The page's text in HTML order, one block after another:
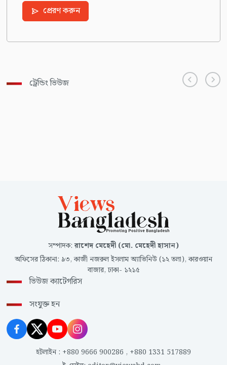
প্রেরণ করুন
ট্রেন্ডিং ভিউজ
সম্পাদক:রাশেদ মেহেদী (মো. মেহেদী হাসান)
অফিসের ঠিকানা: ৯৩, কাজী নজরুল ইসলাম অ্যাভিনিউ (১২ তলা), কারওয়ান
বাজার, ঢাকা- ১২১৫
ভিউজ ক্যাটেগরিস
সংযুক্ত হন
হটলাইন : +880 9666 900286 , +880 1331 517889